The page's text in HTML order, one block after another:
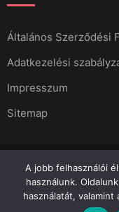
Általános Szerződési
Adatkezelési
Impresszum
Sitemap
A jobb felhasználói
használunk.
használatát, valamint